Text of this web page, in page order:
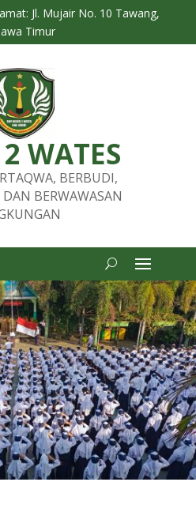
Jl. Mujair No. 10 Tawang,
Timur
WATES
BERBUDI,
DAN BERWAWASAN